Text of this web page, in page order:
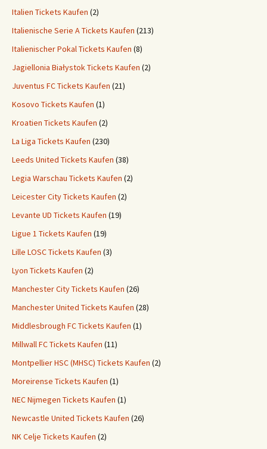
Italien Tickets Kaufen (2)
Italienische Serie A Tickets Kaufen (213)
Italienischer Pokal Tickets Kaufen (8)
Jagiellonia Białystok Tickets Kaufen (2)
Juventus FC Tickets Kaufen (21)
Kosovo Tickets Kaufen (1)
Kroatien Tickets Kaufen (2)
La Liga Tickets Kaufen (230)
Leeds United Tickets Kaufen (38)
Legia Warschau Tickets Kaufen (2)
Leicester City Tickets Kaufen (2)
Levante UD Tickets Kaufen (19)
Ligue 1 Tickets Kaufen (19)
Lille LOSC Tickets Kaufen (3)
Lyon Tickets Kaufen (2)
Manchester City Tickets Kaufen (26)
Manchester United Tickets Kaufen (28)
Middlesbrough FC Tickets Kaufen (1)
Millwall FC Tickets Kaufen (11)
Montpellier HSC (MHSC) Tickets Kaufen (2)
Moreirense Tickets Kaufen (1)
NEC Nijmegen Tickets Kaufen (1)
Newcastle United Tickets Kaufen (26)
NK Celje Tickets Kaufen (2)